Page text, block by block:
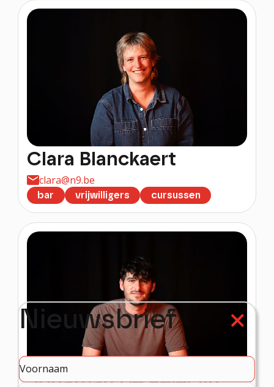
Clara Blanckaert
clara@n9.be
bar vrijwilligers cursussen
Jonathan De Pelecijn
Nieuwsbrief